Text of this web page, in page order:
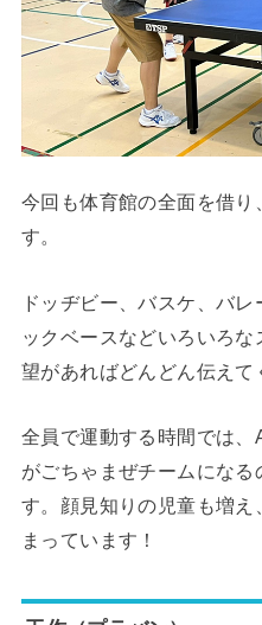
今回も体育館の全面を借
す。
ドッヂビー、バスケ、バ
ックベースなどいろいろ
望があればどんどん伝えて
全員で運動する時間では
がごちゃまぜチームになる
す。顔見知りの児童も増
まっています！